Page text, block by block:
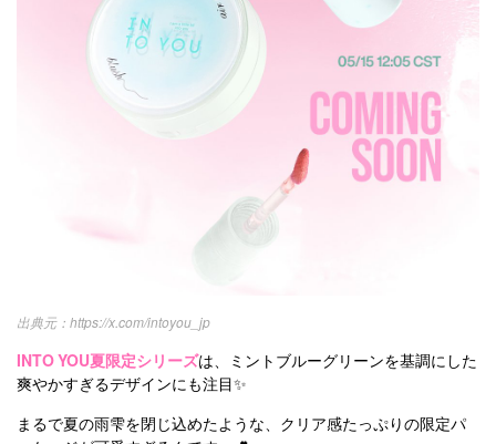
https://x.com/intoyou_jp
INTO YOU夏限定シリーズは、ミントブルーグリーンを基調にした
爽やかすぎるデザインにも注目✨
まるで夏の雨雫を閉じ込めたような、クリア感たっぷりの限定パ